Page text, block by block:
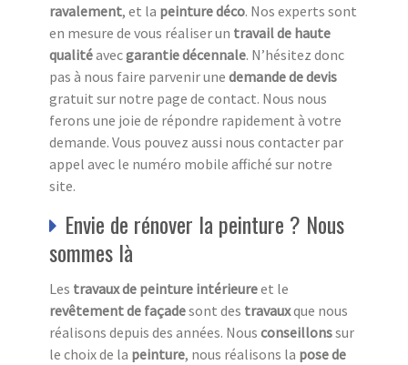
ravalement, et la peinture déco. Nos experts sont
en mesure de vous réaliser un travail de haute
qualitéavecgarantie décennale. N’hésitez donc
pas à nous faire parvenir une demande de devis
gratuit sur notre page de contact. Nous nous
ferons une joie de répondre rapidement à votre
demande. Vous pouvez aussi nous contacter par
appel avec le numéro mobile affiché sur notre
site.
Envie de rénover la peinture ? Nous
sommes là
Les travaux de peinture intérieureet le
revêtement de façadesont des travauxque nous
réalisons depuis des années. Nous conseillonssur
le choix de la peinture, nous réalisons la pose de